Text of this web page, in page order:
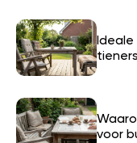
Ideale
tieners
voor